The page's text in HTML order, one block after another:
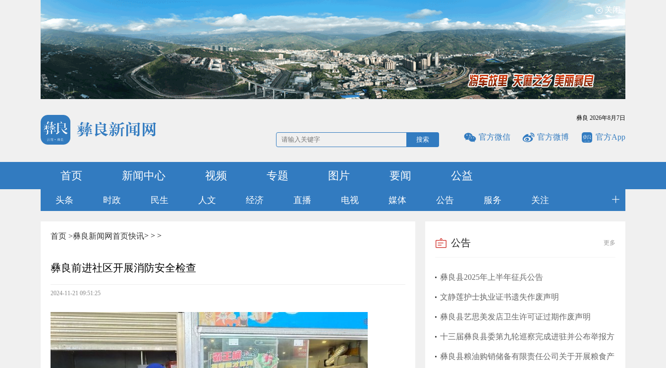
关闭
彝良 2026年8月7日
搜索 官方微信 官方微博 官方App
首页 新闻中心 视频 专题 图片 要闻 公益
头条 时政 民生 人文 经济 直播 电视 媒体 公告 服务 关注
首页 >彝良新闻网 >
首页 >
快讯 >
彝良前进社区开展消防安全检查
2024-11-21 09:51:25
公告 更多
彝良县2025年上半年征兵公告
文静莲护士执业证书遗失作废声明
​彝良县艺思美发店卫生许可证过期作废声明
十三届彝良县委第九轮巡察完成进驻并公布举报方
式
彝良县粮油购销储备有限责任公司关于开展粮食产